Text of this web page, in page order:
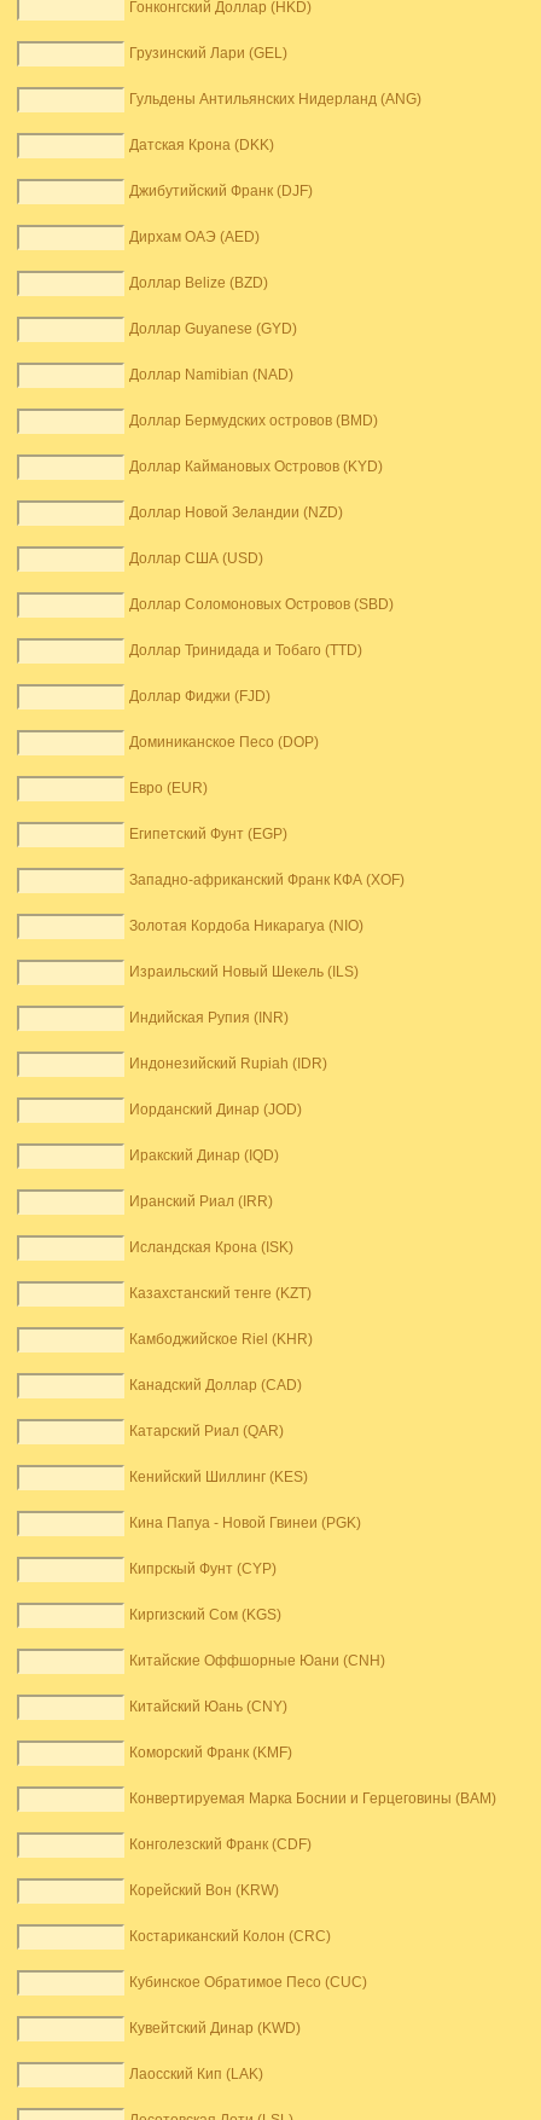
Гонконгский Доллар (HKD)
Грузинский Лари (GEL)
Гульдены Антильянских Нидерланд (ANG)
Датская Крона (DKK)
Джибутийский Франк (DJF)
Дирхам ОАЭ (AED)
Доллар Belize (BZD)
Доллар Guyanese (GYD)
Доллар Namibian (NAD)
Доллар Бермудских островов (BMD)
Доллар Каймановых Островов (KYD)
Доллар Новой Зеландии (NZD)
Доллар США (USD)
Доллар Соломоновых Островов (SBD)
Доллар Тринидада и Тобаго (TTD)
Доллар Фиджи (FJD)
Доминиканское Песо (DOP)
Евро (EUR)
Египетский Фунт (EGP)
Западно-африканский Франк КФА (XOF)
Золотая Кордоба Никарагуа (NIO)
Израильский Новый Шекель (ILS)
Индийская Рупия (INR)
Индонезийский Rupiah (IDR)
Иорданский Динар (JOD)
Иракский Динар (IQD)
Иранский Риал (IRR)
Исландская Крона (ISK)
Казахстанский тенге (KZT)
Камбоджийское Riel (KHR)
Канадский Доллар (CAD)
Катарский Риал (QAR)
Кенийский Шиллинг (KES)
Кина Папуа - Новой Гвинеи (PGK)
Кипрскый Фунт (CYP)
Киргизский Сом (KGS)
Китайские Оффшорные Юани (CNH)
Китайский Юань (CNY)
Коморский Франк (KMF)
Конвертируемая Марка Боснии и Герцеговины (BAM)
Конголезский Франк (CDF)
Корейский Вон (KRW)
Костариканский Колон (CRC)
Кубинское Обратимое Песо (CUC)
Кувейтский Динар (KWD)
Лаосский Кип (LAK)